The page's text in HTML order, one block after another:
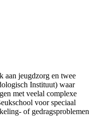
aan jeugdzorg en twee
Instituut) waar
met veelal complexe
voor speciaal
of gedragsproblemen